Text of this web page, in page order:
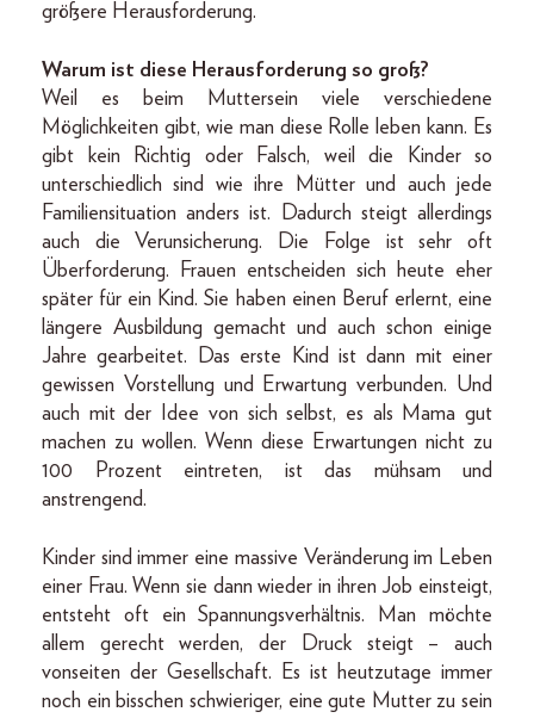
größere Herausforderung.
Warum ist diese Herausforderung so groß?
Weil es beim Muttersein viele verschiedene
Möglichkeiten gibt, wie man diese Rolle leben kann. Es
gibt kein Richtig oder Falsch, weil die Kinder so
unterschiedlich sind wie ihre Mütter und auch jede
Familiensituation anders ist. Dadurch steigt allerdings
auch die Verunsicherung. Die Folge ist sehr oft
Überforderung. Frauen entscheiden sich heute eher
später für ein Kind. Sie haben einen Beruf erlernt, eine
längere Ausbildung gemacht und auch schon einige
Jahre gearbeitet. Das erste Kind ist dann mit einer
gewissen Vorstellung und Erwartung verbunden. Und
auch mit der Idee von sich selbst, es als Mama gut
machen zu wollen. Wenn diese Erwartungen nicht zu
100 Prozent eintreten, ist das mühsam und
anstrengend.
Kinder sind immer eine massive Veränderung im Leben
einer Frau. Wenn sie dann wieder in ihren Job einsteigt,
entsteht oft ein Spannungsverhältnis. Man möchte
allem gerecht werden, der Druck steigt – auch
vonseiten der Gesellschaft. Es ist heutzutage immer
noch ein bisschen schwieriger, eine gute Mutter zu sein